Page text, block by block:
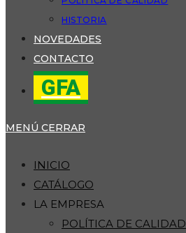
HISTORIA
NOVEDADES
CONTACTO
GFA
MENÚ CERRAR
INICIO
CATÁLOGO
LA EMPRESA
POLÍTICA DE CALIDAD